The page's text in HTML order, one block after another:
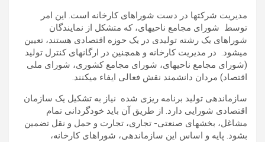
مدیریت شرکت­ها در دست شوراهای کارخانه است. این امر
توسط شورای مجامع ناحیه­ای، که متشکل از نمایندگان
شوراهای یک رشته تولیدی در یک حوزه اقتصادی هستند، تعیین
می­شود. در مدیریت کارخانه و همچنین در ارگان­های کنترل تولید
(شورای مجامع ناحیه­ای، شورای مجامع کشوری، شورای ملی
اقتصاد) مردان دانشمند نقش فعالی ایفاء می­کنند.
سازمان­دهی تولید برنامه ریزی شده نیاز به تشکیل یک سازمان
اقتصادی شورایی دارد. از طریق آن باید خودگردانی تمام
مشاغل، بخش­های صنعتی- تجاری، تجارت و حمل و نقل تضمین
بشود. پایه و اساس این سازماندهی، شوراهای کارخانه،